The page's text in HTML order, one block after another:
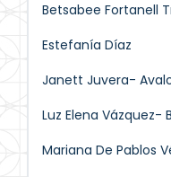
Betsabee Fortanell
Estefanía Díaz
Janett Juvera-
Luz Elena Vázquez-
Mariana De Pablos